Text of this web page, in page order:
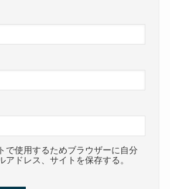
で使用するためブラウザーに自分
アドレス、サイトを保存する。